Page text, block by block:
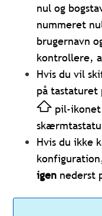
nul og
nummeret
brugernavn
kontrollere,
Hvis du vil
på tastaturet
pil-
Hvis du ikke
igen nederst